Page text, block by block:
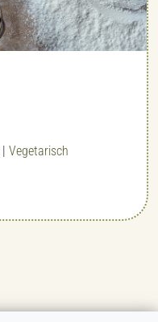
| Vegetarisch